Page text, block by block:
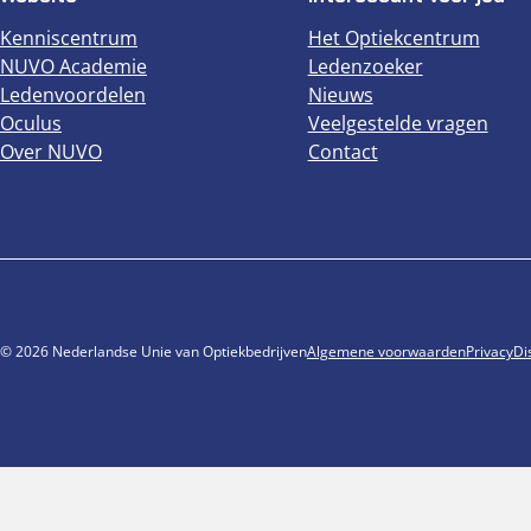
Kenniscentrum
NUVO Academie
Ledenvoordelen
Oculus
Over NUVO
Het Optiekcentrum
Ledenzoeker
Nieuws
Veelgestelde vragen
Contact
© 2026 Nederlandse Unie van OptiekbedrijvenAlgemene voorwaardenPrivacy